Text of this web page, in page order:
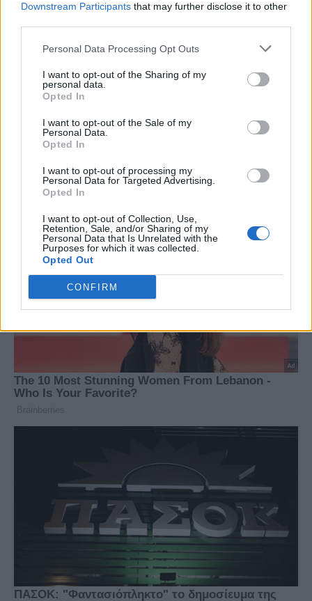
Downstream Participants that may further disclose it to other
Personal Data Processing Opt Outs
I want to opt-out of the Sharing of my
personal data.
Opted In
I want to opt-out of the Sale of my
Personal Data.
Opted In
I want to opt-out of processing my
Personal Data for Targeted Advertising.
Opted In
I want to opt-out of Collection, Use,
Retention, Sale, and/or Sharing of my
Personal Data that Is Unrelated with the
Purposes for which it was collected.
Opted Out
CONFIRM